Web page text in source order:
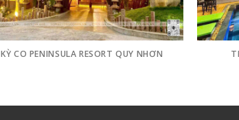
KỲ CO PENINSULA RESORT QUY NHƠN